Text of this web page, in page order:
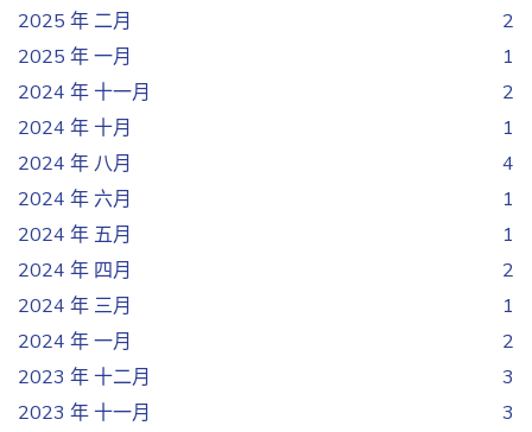
2025 年 二月
2
2025 年 一月
1
2024 年 十一月
2
2024 年 十月
1
2024 年 八月
4
2024 年 六月
1
2024 年 五月
1
2024 年 四月
2
2024 年 三月
1
2024 年 一月
2
2023 年 十二月
3
2023 年 十一月
3